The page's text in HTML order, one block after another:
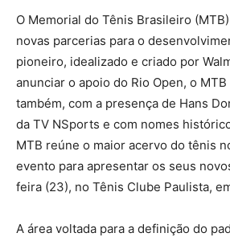
O Memorial do Tênis Brasileiro
novas parcerias para o
pioneiro, idealizado e criado por
anunciar o apoio do Rio Open, o MTB
também, com a presença de Hans
da TV NSports e com nomes
MTB reúne o maior acervo do tênis
evento para apresentar os seus
feira (23), no Tênis Clube Paulista,
A área voltada para a definição do